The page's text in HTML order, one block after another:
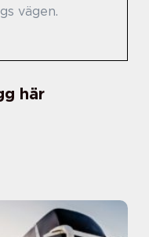
vägen.
här